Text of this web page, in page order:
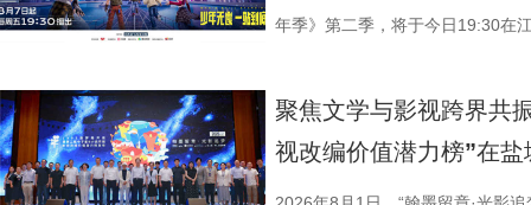
的发展进程。 爱国、救国、
剧张强表示：“当国家和民族面临
中国早期企业家兴办实业、产业
觅缘之旅。 图片8.png 苏州是一
依托金鸡湖与独墅湖双湖水域联
02、独墅湖月亮湾码头、飞翔雕
年季》第二季，将于今日19:30在
量。首期赛场就将迎来二选一残
而出？答案今晚揭晓！ PBL
聚焦文学与影视跨界共
视改编价值潜力榜”在盐